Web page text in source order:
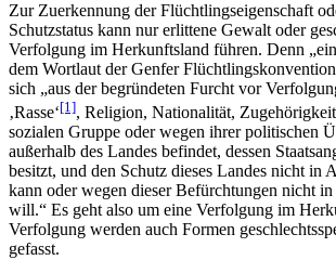
Zur Zuerkennung der Flüchtlingseigenschaft
Schutzstatus kann nur erlittene Gewalt oder
Verfolgung im Herkunftsland führen. Denn
dem Wortlaut der Genfer
sich „aus der begründeten Furcht vor
‚Rasse‘[1], Religion, Nationalität,
sozialen Gruppe oder wegen ihrer politischen
außerhalb des Landes befindet, dessen
besitzt, und den Schutz dieses Landes nicht in
kann oder wegen dieser Befürchtungen nicht
will.“ Es geht also um eine Verfolgung im
Verfolgung werden auch Formen
gefasst.